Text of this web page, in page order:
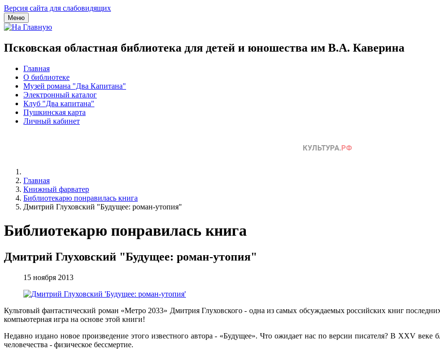
Версия сайта для слабовидящих
Меню
Псковская областная библиотека для детей и юношества им В.А. Каверина
Главная
О библиотеке
Музей романа "Два Капитана"
Электронный каталог
Клуб "Два капитана"
Пушкинская карта
Личный кабинет
Главная
Книжный фарватер
Библиотекарю понравилась книга
Дмитрий Глуховский "Будущее: роман-утопия"
Библиотекарю понравилась книга
Дмитрий Глуховский "Будущее: роман-утопия"
15 ноября 2013
Культовый фантастический роман «Метро 2033» Дмитрия Глуховского - одна из самых обсуждаемых российских книг
компьютерная игра на основе этой книги!
Недавно издано новое произведение этого известного автора - «Будущее». Что ожидает нас по версии писателя? В XXV веке
человечества - физическое бессмертие.